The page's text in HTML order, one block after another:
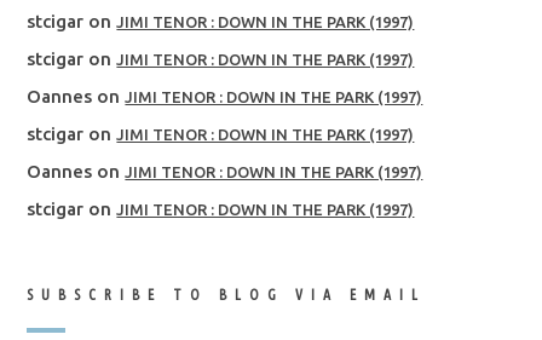
stcigar on JIMI TENOR : DOWN IN THE PARK (1997)
stcigar on JIMI TENOR : DOWN IN THE PARK (1997)
Oannes on JIMI TENOR : DOWN IN THE PARK (1997)
stcigar on JIMI TENOR : DOWN IN THE PARK (1997)
Oannes on JIMI TENOR : DOWN IN THE PARK (1997)
stcigar on JIMI TENOR : DOWN IN THE PARK (1997)
SUBSCRIBE TO BLOG VIA EMAIL